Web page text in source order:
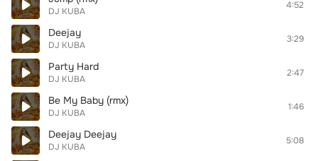
DJ KUBA
4:52
Deejay
DJ KUBA
3:29
Party Hard
DJ KUBA
2:47
Be My Baby (rmx)
DJ KUBA
1:46
Deejay Deejay
DJ KUBA
5:08